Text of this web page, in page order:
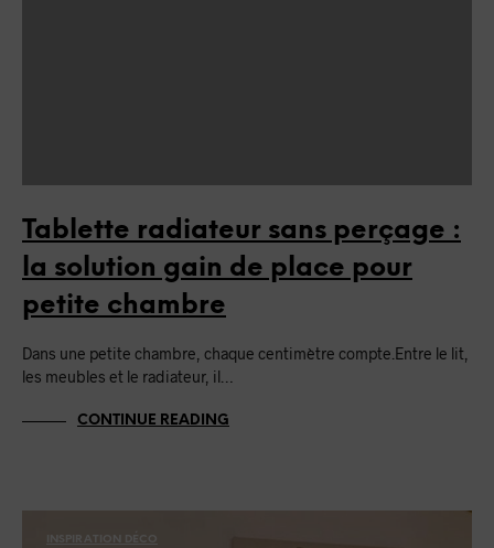
Tablette radiateur sans perçage :
la solution gain de place pour
petite chambre
Dans une petite chambre, chaque centimètre compte.Entre le lit,
les meubles et le radiateur, il…
CONTINUE READING
INSPIRATION DÉCO